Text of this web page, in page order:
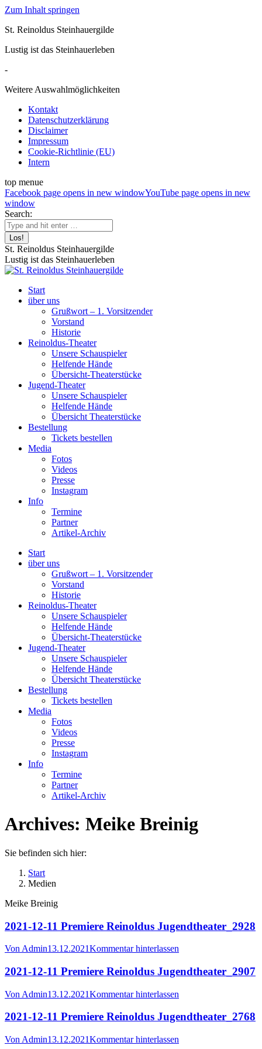
Zum Inhalt springen
St. Reinoldus Steinhauergilde
Lustig ist das Steinhauerleben
-
Weitere Auswahlmöglichkeiten
Kontakt
Datenschutzerklärung
Disclaimer
Impressum
Cookie-Richtlinie (EU)
Intern
top menue
Facebook page opens in new windowYouTube page opens in new
window
Search:
St. Reinoldus Steinhauergilde
Lustig ist das Steinhauerleben
Start
über uns
Grußwort – 1. Vorsitzender
Vorstand
Historie
Reinoldus-Theater
Unsere Schauspieler
Helfende Hände
Übersicht-Theaterstücke
Jugend-Theater
Unsere Schauspieler
Helfende Hände
Übersicht Theaterstücke
Bestellung
Tickets bestellen
Media
Fotos
Videos
Presse
Instagram
Info
Termine
Partner
Artikel-Archiv
Start
über uns
Grußwort – 1. Vorsitzender
Vorstand
Historie
Reinoldus-Theater
Unsere Schauspieler
Helfende Hände
Übersicht-Theaterstücke
Jugend-Theater
Unsere Schauspieler
Helfende Hände
Übersicht Theaterstücke
Bestellung
Tickets bestellen
Media
Fotos
Videos
Presse
Instagram
Info
Termine
Partner
Artikel-Archiv
Archives: Meike Breinig
Sie befinden sich hier:
Start
Medien
Meike Breinig
2021-12-11 Premiere Reinoldus Jugendtheater_2928
Von Admin13.12.2021Kommentar hinterlassen
2021-12-11 Premiere Reinoldus Jugendtheater_2907
Von Admin13.12.2021Kommentar hinterlassen
2021-12-11 Premiere Reinoldus Jugendtheater_2768
Von Admin13.12.2021Kommentar hinterlassen